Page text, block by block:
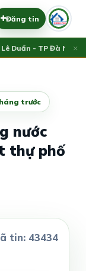
Đăng tin
Duẩn - TP Đà Nẵng;
×
trước
nước
thự phố
tin: 43434